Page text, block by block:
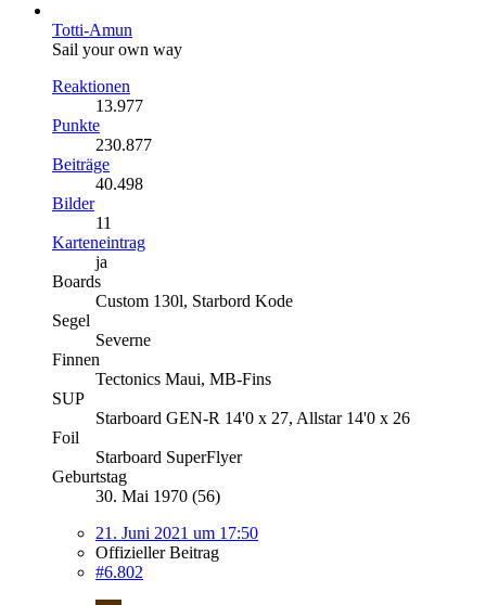
Totti-Amun
Sail your own way
Reaktionen
13.977
Punkte
230.877
Beiträge
40.498
Bilder
11
Karteneintrag
ja
Boards
Custom 130l, Starbord Kode
Segel
Severne
Finnen
Tectonics Maui, MB-Fins
SUP
Starboard GEN-R 14'0 x 27, Allstar 14'0 x 26
Foil
Starboard SuperFlyer
Geburtstag
30. Mai 1970 (56)
21. Juni 2021 um 17:50
Offizieller Beitrag
#6.802